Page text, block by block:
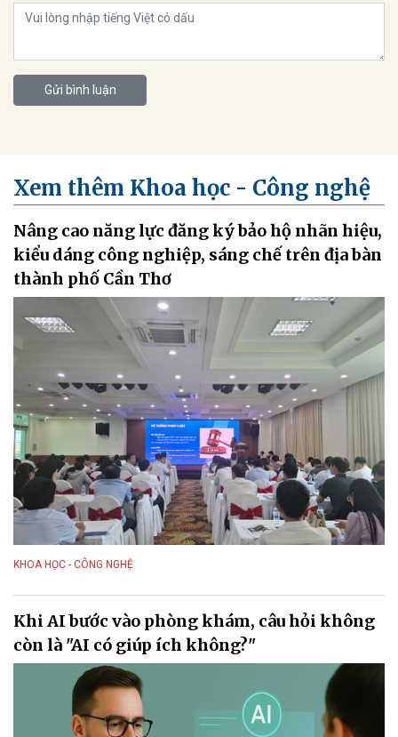
Gửi bình luận
Xem thêm Khoa học - Công nghệ
Nâng cao năng lực đăng ký bảo hộ nhãn hiệu,
kiểu dáng công nghiệp, sáng chế trên địa bàn
thành phố Cần Thơ
KHOA HỌC - CÔNG NGHỆ
Khi AI bước vào phòng khám, câu hỏi không
còn là "AI có giúp ích không?"